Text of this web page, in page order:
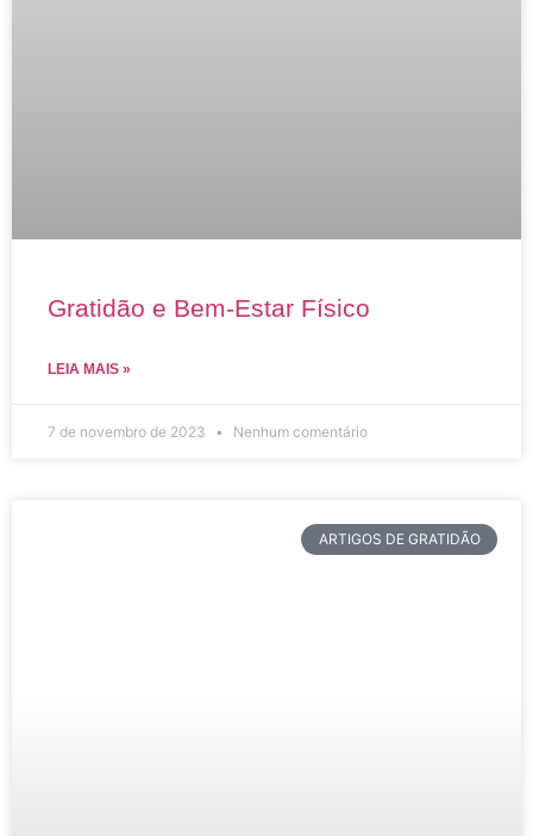
Gratidão e Bem-Estar Físico
LEIA MAIS »
7 de novembro de 2023 Nenhum comentário
ARTIGOS DE GRATIDÃO